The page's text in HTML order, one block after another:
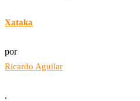
Xataka
por
Ricardo Aguilar
.